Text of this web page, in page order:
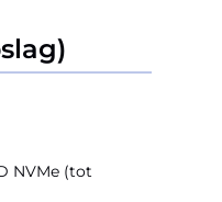
NVMe (tot